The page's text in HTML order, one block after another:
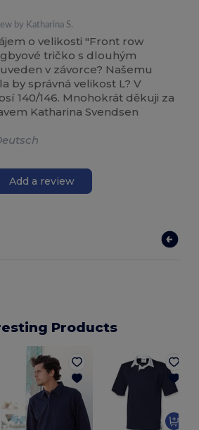
by Katharina S.
o velikosti "Front row
tričko s dlouhým
v závorce? Našemu
by správná velikost L? V
140/146. Mnohokrát děkuji za
Katharina Svendsen
Add a review
Products